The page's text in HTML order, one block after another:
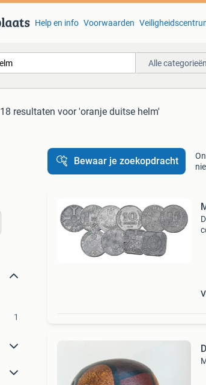
Help en info Voorwaarden
Alle
18 resultaten voor 'oranje duitse helm'
1
Bewaar je zoekopdracht